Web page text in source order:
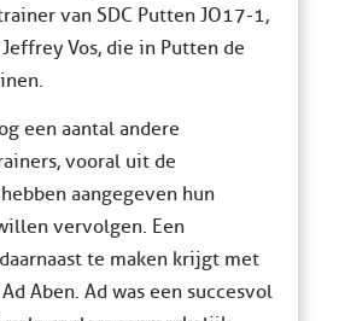
van SDC Putten JO17-1,
Vos, die in Putten de
een aantal andere
vooral uit de
aangegeven hun
vervolgen. Een
te maken krijgt met
Aben. Ad was een succesvol